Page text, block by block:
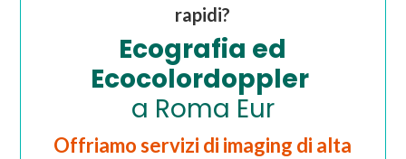
rapidi?
Ecografia ed
Ecocolordoppler
a Roma Eur
Offriamo servizi di imaging di alta